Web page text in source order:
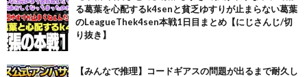
る葛葉を心配するk4senと貧乏ゆすりが止まらない葛葉
のLeagueThek4sen本戦1日目まとめ【にじさんじ/切
り抜き】
【みんなで推理】コードギアスの問題が出るまで耐久し